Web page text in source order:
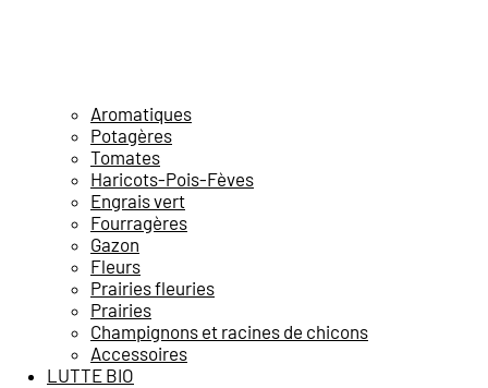
Aromatiques
Potagères
Tomates
Haricots-Pois-Fèves
Engrais vert
Fourragères
Gazon
Fleurs
Prairies fleuries
Prairies
Champignons et racines de chicons
Accessoires
LUTTE BIO